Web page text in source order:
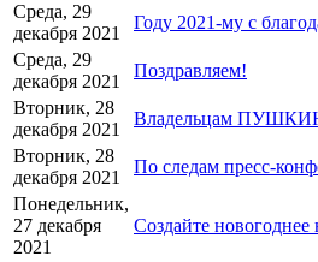
Среда, 29
декабря 2021
Году 2021-му с
Среда, 29
декабря 2021
Поздравляем!
Вторник, 28
декабря 2021
Владельцам
Вторник, 28
декабря 2021
По следам пресс-
Понедельник,
27 декабря
2021
Создайте новогоднее